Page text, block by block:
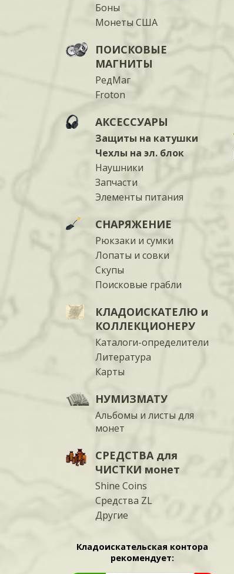
Боны
Монеты США
ПОИСКОВЫЕ
МАГНИТЫ
РедМаг
Froton
АКСЕССУАРЫ
Защиты на катушки
Чехлы на эл. блок
Наушники
Запчасти
Элементы питания
СНАРЯЖЕНИЕ
Рюкзаки и сумки
Лопаты и совки
Скупы
Поисковые грабли
КЛАДОИСКАТЕЛЮ и
КОЛЛЕКЦИОНЕРУ
Каталоги-определители
Литература
Карты
НУМИЗМАТУ
Альбомы и листы для
монет
СРЕДСТВА для
ЧИСТКИ монет
Shine Coins
Средства ZL
Другие
Кладоискательская контора
рекомендует: